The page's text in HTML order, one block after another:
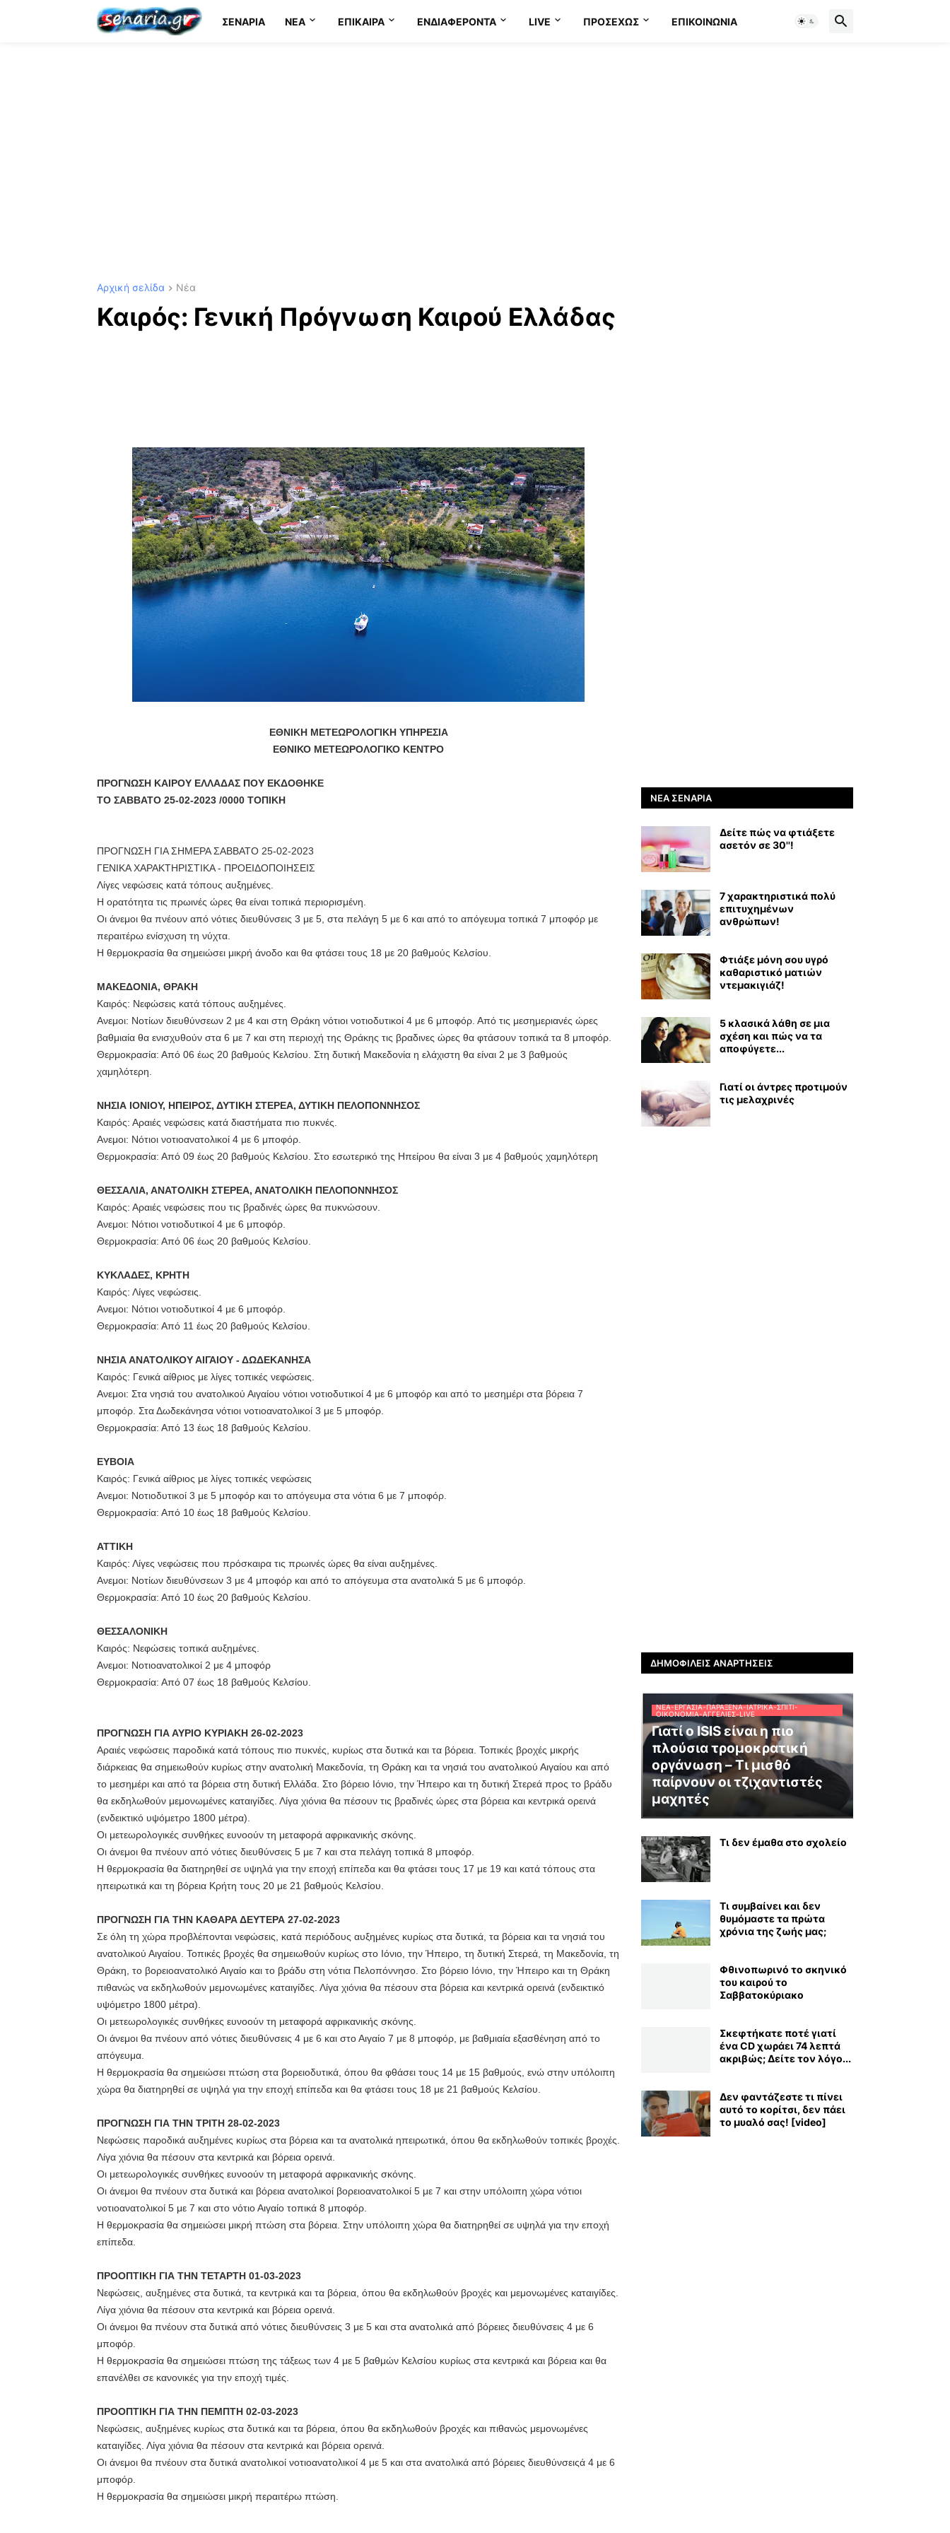
ΣΕΝΆΡΙΑ NEA ΕΠΊΚΑΙΡΑ ΕΝΔΙΑΦΈΡΟΝΤΑ LIVE ΠΡΟΣΕΧΩΣ ΕΠΙΚΟΙΝΩΝΊΑ
Αρχική σελίδα Νέα
Καιρός: Γενική Πρόγνωση Καιρού Ελλάδας
ΕΘΝΙΚΗ ΜΕΤΕΩΡΟΛΟΓΙΚΗ ΥΠΗΡΕΣΙΑ
ΕΘΝΙΚΟ ΜΕΤΕΩΡΟΛΟΓΙΚΟ ΚΕΝΤΡΟ
ΠΡΟΓΝΩΣΗ ΚΑΙΡΟΥ ΕΛΛΑΔΑΣ ΠΟΥ ΕΚΔΟΘΗΚΕ
ΤΟ ΣΑΒΒΑΤΟ 25-02-2023 /0000 ΤΟΠΙΚΗ
ΠΡΟΓΝΩΣΗ ΓΙΑ ΣΗΜΕΡΑ ΣΑΒΒΑΤΟ 25-02-2023
ΓΕΝΙΚΑ ΧΑΡΑΚΤΗΡΙΣΤΙΚΑ - ΠΡΟΕΙΔΟΠΟΙΗΣΕΙΣ
Λίγες νεφώσεις κατά τόπους αυξημένες.
Η ορατότητα τις πρωινές ώρες θα είναι τοπικά περιορισμένη.
Οι άνεμοι θα πνέουν από νότιες διευθύνσεις 3 με 5, στα πελάγη 5 με 6 και από το απόγευμα τοπικά 7 μποφόρ με
περαιτέρω ενίσχυση τη νύχτα.
Η θερμοκρασία θα σημειώσει μικρή άνοδο και θα φτάσει τους 18 με 20 βαθμούς Κελσίου.
ΜΑΚΕΔΟΝΙΑ, ΘΡΑΚΗ
Καιρός: Νεφώσεις κατά τόπους αυξημένες.
Ανεμοι: Νοτίων διευθύνσεων 2 με 4 και στη Θράκη νότιοι νοτιοδυτικοί 4 με 6 μποφόρ. Από τις μεσημεριανές ώρες
βαθμιαία θα ενισχυθούν στα 6 με 7 και στη περιοχή της Θράκης τις βραδινες ώρες θα φτάσουν τοπικά τα 8 μποφόρ.
Θερμοκρασία: Από 06 έως 20 βαθμούς Κελσίου. Στη δυτική Μακεδονία η ελάχιστη θα είναι 2 με 3 βαθμούς
χαμηλότερη.
ΝΗΣΙΑ ΙΟΝΙΟΥ, ΗΠΕΙΡΟΣ, ΔΥΤΙΚΗ ΣΤΕΡΕΑ, ΔΥΤΙΚΗ ΠΕΛΟΠΟΝΝΗΣΟΣ
Καιρός: Αραιές νεφώσεις κατά διαστήματα πιο πυκνές.
Ανεμοι: Νότιοι νοτιοανατολικοί 4 με 6 μποφόρ.
Θερμοκρασία: Από 09 έως 20 βαθμούς Κελσίου. Στο εσωτερικό της Ηπείρου θα είναι 3 με 4 βαθμούς χαμηλότερη
ΘΕΣΣΑΛΙΑ, ΑΝΑΤΟΛΙΚΗ ΣΤΕΡΕΑ, ΑΝΑΤΟΛΙΚΗ ΠΕΛΟΠΟΝΝΗΣΟΣ
Καιρός: Αραιές νεφώσεις που τις βραδινές ώρες θα πυκνώσουν.
Ανεμοι: Νότιοι νοτιοδυτικοί 4 με 6 μποφόρ.
Θερμοκρασία: Από 06 έως 20 βαθμούς Κελσίου.
ΚΥΚΛΑΔΕΣ, ΚΡΗΤΗ
Καιρός: Λίγες νεφώσεις.
Ανεμοι: Νότιοι νοτιοδυτικοί 4 με 6 μποφόρ.
Θερμοκρασία: Από 11 έως 20 βαθμούς Κελσίου.
ΝΗΣΙΑ ΑΝΑΤΟΛΙΚΟΥ ΑΙΓΑΙΟΥ - ΔΩΔΕΚΑΝΗΣΑ
Καιρός: Γενικά αίθριος με λίγες τοπικές νεφώσεις.
Ανεμοι: Στα νησιά του ανατολικού Αιγαίου νότιοι νοτιοδυτικοί 4 με 6 μποφόρ και από το μεσημέρι στα βόρεια 7
μποφόρ. Στα Δωδεκάνησα νότιοι νοτιοανατολικοί 3 με 5 μποφόρ.
Θερμοκρασία: Από 13 έως 18 βαθμούς Κελσίου.
ΕΥΒΟΙΑ
Καιρός: Γενικά αίθριος με λίγες τοπικές νεφώσεις
Ανεμοι: Νοτιοδυτικοί 3 με 5 μποφόρ και το απόγευμα στα νότια 6 με 7 μποφόρ.
Θερμοκρασία: Από 10 έως 18 βαθμούς Κελσίου.
ΑΤΤΙΚΗ
Καιρός: Λίγες νεφώσεις που πρόσκαιρα τις πρωινές ώρες θα είναι αυξημένες.
Ανεμοι: Νοτίων διευθύνσεων 3 με 4 μποφόρ και από το απόγευμα στα ανατολικά 5 με 6 μποφόρ.
Θερμοκρασία: Από 10 έως 20 βαθμούς Κελσίου.
ΘΕΣΣΑΛΟΝΙΚΗ
Καιρός: Νεφώσεις τοπικά αυξημένες.
Ανεμοι: Νοτιοανατολικοί 2 με 4 μποφόρ
Θερμοκρασία: Από 07 έως 18 βαθμούς Κελσίου.
ΠΡΟΓΝΩΣΗ ΓΙΑ ΑΥΡΙΟ ΚΥΡΙΑΚΗ 26-02-2023
Αραιές νεφώσεις παροδικά κατά τόπους πιο πυκνές, κυρίως στα δυτικά και τα βόρεια. Τοπικές βροχές μικρής
διάρκειας θα σημειωθούν κυρίως στην ανατολική Μακεδονία, τη Θράκη και τα νησιά του ανατολικού Αιγαίου και από
το μεσημέρι και από τα βόρεια στη δυτική Ελλάδα. Στο βόρειο Ιόνιο, την Ήπειρο και τη δυτική Στερεά προς το βράδυ
θα εκδηλωθούν μεμονωμένες καταιγίδες. Λίγα χιόνια θα πέσουν τις βραδινές ώρες στα βόρεια και κεντρικά ορεινά
(ενδεικτικό υψόμετρο 1800 μέτρα).
Οι μετεωρολογικές συνθήκες ευνοούν τη μεταφορά αφρικανικής σκόνης.
Οι άνεμοι θα πνέουν από νότιες διευθύνσεις 5 με 7 και στα πελάγη τοπικά 8 μποφόρ.
Η θερμοκρασία θα διατηρηθεί σε υψηλά για την εποχή επίπεδα και θα φτάσει τους 17 με 19 και κατά τόπους στα
ηπειρωτικά και τη βόρεια Κρήτη τους 20 με 21 βαθμούς Κελσίου.
ΠΡΟΓΝΩΣΗ ΓΙΑ ΤΗΝ ΚΑΘΑΡΑ ΔΕΥΤΕΡΑ 27-02-2023
Σε όλη τη χώρα προβλέπονται νεφώσεις, κατά περιόδους αυξημένες κυρίως στα δυτικά, τα βόρεια και τα νησιά του
ανατολικού Αιγαίου. Τοπικές βροχές θα σημειωθούν κυρίως στο Ιόνιο, την Ήπειρο, τη δυτική Στερεά, τη Μακεδονία, τη
Θράκη, το βορειοανατολικό Αιγαίο και το βράδυ στη νότια Πελοπόννησο. Στο βόρειο Ιόνιο, την Ήπειρο και τη Θράκη
πιθανώς να εκδηλωθούν μεμονωμένες καταιγίδες. Λίγα χιόνια θα πέσουν στα βόρεια και κεντρικά ορεινά (ενδεικτικό
υψόμετρο 1800 μέτρα).
Οι μετεωρολογικές συνθήκες ευνοούν τη μεταφορά αφρικανικής σκόνης.
Οι άνεμοι θα πνέουν από νότιες διευθύνσεις 4 με 6 και στο Αιγαίο 7 με 8 μποφόρ, με βαθμιαία εξασθένηση από το
απόγευμα.
Η θερμοκρασία θα σημειώσει πτώση στα βορειοδυτικά, όπου θα φθάσει τους 14 με 15 βαθμούς, ενώ στην υπόλοιπη
χώρα θα διατηρηθεί σε υψηλά για την εποχή επίπεδα και θα φτάσει τους 18 με 21 βαθμούς Κελσίου.
ΠΡΟΓΝΩΣΗ ΓΙΑ ΤΗΝ ΤΡΙΤΗ 28-02-2023
Νεφώσεις παροδικά αυξημένες κυρίως στα βόρεια και τα ανατολικά ηπειρωτικά, όπου θα εκδηλωθούν τοπικές βροχές.
Λίγα χιόνια θα πέσουν στα κεντρικά και βόρεια ορεινά.
Οι μετεωρολογικές συνθήκες ευνοούν τη μεταφορά αφρικανικής σκόνης.
Οι άνεμοι θα πνέουν στα δυτικά και βόρεια ανατολικοί βορειοανατολικοί 5 με 7 και στην υπόλοιπη χώρα νότιοι
νοτιοανατολικοί 5 με 7 και στο νότιο Αιγαίο τοπικά 8 μποφόρ.
Η θερμοκρασία θα σημειώσει μικρή πτώση στα βόρεια. Στην υπόλοιπη χώρα θα διατηρηθεί σε υψηλά για την εποχή
επίπεδα.
ΠΡΟΟΠΤΙΚΗ ΓΙΑ ΤΗΝ ΤΕΤΑΡΤΗ 01-03-2023
Νεφώσεις, αυξημένες στα δυτικά, τα κεντρικά και τα βόρεια, όπου θα εκδηλωθούν βροχές και μεμονωμένες καταιγίδες.
Λίγα χιόνια θα πέσουν στα κεντρικά και βόρεια ορεινά.
Οι άνεμοι θα πνέουν στα δυτικά από νότιες διευθύνσεις 3 με 5 και στα ανατολικά από βόρειες διευθύνσεις 4 με 6
μποφόρ.
Η θερμοκρασία θα σημειώσει πτώση της τάξεως των 4 με 5 βαθμών Κελσίου κυρίως στα κεντρικά και βόρεια και θα
επανέλθει σε κανονικές για την εποχή τιμές.
ΠΡΟΟΠΤΙΚΗ ΓΙΑ ΤΗΝ ΠΕΜΠΤΗ 02-03-2023
Νεφώσεις, αυξημένες κυρίως στα δυτικά και τα βόρεια, όπου θα εκδηλωθούν βροχές και πιθανώς μεμονωμένες
καταιγίδες. Λίγα χιόνια θα πέσουν στα κεντρικά και βόρεια ορεινά.
Οι άνεμοι θα πνέουν στα δυτικά ανατολικοί νοτιοανατολικοί 4 με 5 και στα ανατολικά από βόρειες διευθύνσειςά 4 με 6
μποφόρ.
Η θερμοκρασία θα σημειώσει μικρή περαιτέρω πτώση.
ΝΈΑ ΣΕΝΆΡΙΑ
Δείτε πώς να φτιάξετε
ασετόν σε 30''!
7 χαρακτηριστικά πολύ
επιτυχημένων
ανθρώπων!
Φτιάξε μόνη σου υγρό
καθαριστικό ματιών
ντεμακιγιάζ!
5 κλασικά λάθη σε μια
σχέση και πώς να τα
αποφύγετε...
Γιατί οι άντρες προτιμούν
τις μελαχρινές
ΔΗΜΟΦΙΛΕΊΣ ΑΝΑΡΤΉΣΕΙΣ
ΝΈΑ-ΕΡΓΑΣΊΑ-ΠΑΡΆΞΕΝΑ-ΙΑΤΡΙΚΆ-ΣΠΊΤΙ-
ΟΙΚΟΝΟΜΊΑ-ΑΓΓΕΛΊΕΣ-LIVE
Γιατί ο ISIS είναι η πιο
πλούσια τρομοκρατική
οργάνωση – Τι μισθό
παίρνουν οι τζιχαντιστές
μαχητές
Τι δεν έμαθα στο σχολείο
Τι συμβαίνει και δεν
θυμόμαστε τα πρώτα
χρόνια της ζωής μας;
Φθινοπωρινό το σκηνικό
του καιρού το
Σαββατοκύριακο
Σκεφτήκατε ποτέ γιατί
ένα CD χωράει 74 λεπτά
ακριβώς; Δείτε τον λόγο...
Δεν φαντάζεστε τι πίνει
αυτό το κορίτσι, δεν πάει
το μυαλό σας! [video]